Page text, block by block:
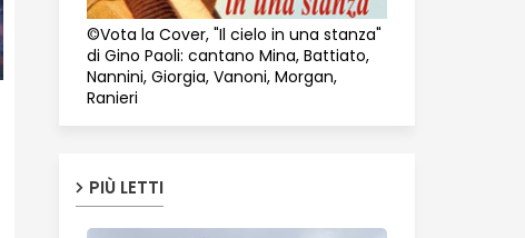
©Vota la Cover, "Il cielo in una stanza"
di Gino Paoli: cantano Mina, Battiato,
Nannini, Giorgia, Vanoni, Morgan,
Ranieri
PIÙ LETTI